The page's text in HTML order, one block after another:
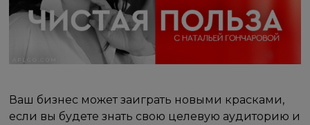
Ваш бизнес может заиграть новыми красками,
если вы будете знать свою целевую аудиторию и